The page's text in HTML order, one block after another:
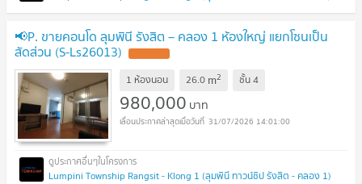
📢P. ขายคอนโด ลุมพินี รังสิต – คลอง 1 ห้องใหญ่ แยกโซนเป็น
สัดส่วน (S-Ls26013)
1 ห้องนอน 26.0 m2 ชั้น4
980,000 บาท
31/07/2026 14:01:00
Lumpini Township Rangsit - Klong 1 (ลุมพินี ทาวน์ชิป รังสิต - คลอง 1)